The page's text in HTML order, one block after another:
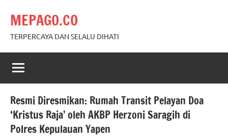
content
MEPAGO.CO
TERPERCAYA DAN SELALU DIHATI
Resmi Diresmikan: Rumah Transit Pelayan Doa
‘Kristus Raja’ oleh AKBP Herzoni Saragih di
Polres Kepulauan Yapen